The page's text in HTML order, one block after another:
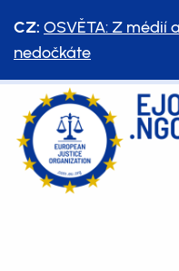
CZ: OSVĚTA: Z médií
nedočkáte